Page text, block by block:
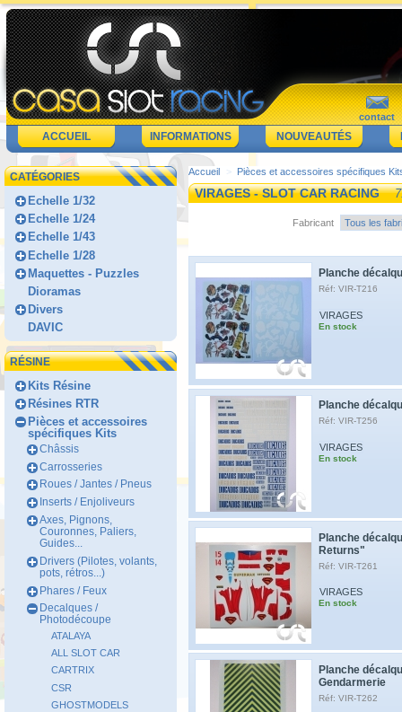
contact
ACCUEIL INFORMATIONS NOUVEAUTÉS
CATÉGORIES
Echelle 1/32
Echelle 1/24
Echelle 1/43
Echelle 1/28
Maquettes - Puzzles
Dioramas
Divers
DAVIC
RÉSINE
Kits Résine
Résines RTR
Pièces et accessoires
spécifiques Kits
Châssis
Carrosseries
Roues / Jantes / Pneus
Inserts / Enjoliveurs
Axes, Pignons,
Couronnes, Paliers,
Guides...
Drivers (Pilotes, volants,
pots, rétros...)
Phares / Feux
Decalques /
Photodécoupe
ATALAYA
ALL SLOT CAR
CARTRIX
CSR
GHOSTMODELS
Accueil > Pièces et accessoires spécifiques
VIRAGES - SLOT CAR RACING
Fabricant
Planche
Réf: VIR-T216
VIRAGES
En stock
Planche
Réf: VIR-T256
VIRAGES
En stock
Planche
Returns"
Réf: VIR-T261
VIRAGES
En stock
Planche
Gendarmerie
Réf: VIR-T262